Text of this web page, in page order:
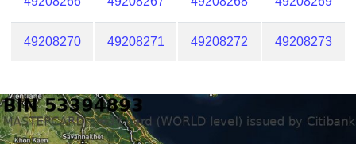
49208270 49208271 49208272 49208273